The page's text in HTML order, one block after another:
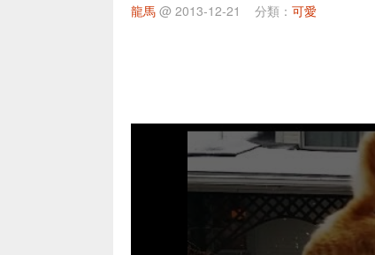
龍馬 @ 2013-12-21 分類： 可愛